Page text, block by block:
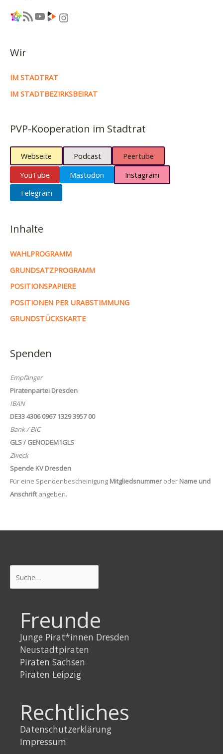
Link RSS-Feed YouTube Link Instagram
Wir
IM STADTRAT
IM STADTBEZIRKSBEIRAT
PVP-Kooperation im Stadtrat
Webseite Podcast
Peertube
YouTube
Mastodon
Instagram
Telegram
Inhalte
WAHLPROGRAMM
GRUNDSATZPROGRAMM
POSITIONSPAPIERE
POSITIONEN PER URABSTIMMUNG
GRUNDSTÜCKSKARTE
Spenden
Empfänger
Piratenpartei Dresden
IBAN
DE33 4306 0967 1329 3957 00
Bank / BIC
GLS / GENODEM1GLS
Zweck
Spende KV Dresden
Für eine Spendenbescheinigung Mitgliedsnummeroder Name und
Anschriftangeben.
Freunde
Junge Pirat*innen Dresden
Neustadtpiraten
Piraten Sachsen
Piraten Leipzig
Rechtliches
Datenschutzerklärung
Impressum